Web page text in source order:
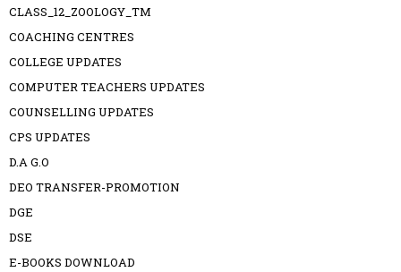
CLASS_12_ZOOLOGY_TM
COACHING CENTRES
COLLEGE UPDATES
COMPUTER TEACHERS UPDATES
COUNSELLING UPDATES
CPS UPDATES
D.A G.O
DEO TRANSFER-PROMOTION
DGE
DSE
E-BOOKS DOWNLOAD